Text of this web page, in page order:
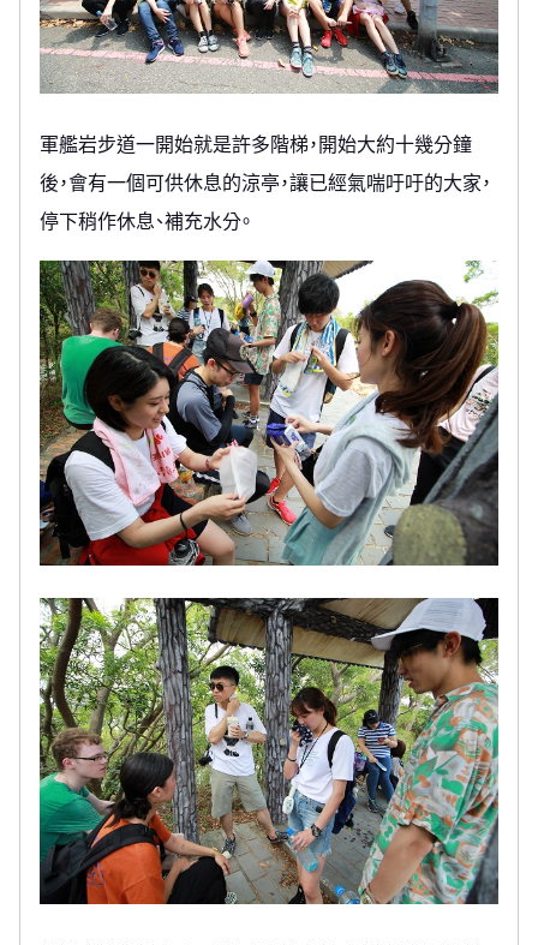
軍艦岩步道一開始就是許多階梯，開始大約十幾分鐘
後，會有一個可供休息的涼亭，讓已經氣喘吁吁的大家，
停下稍作休息、補充水分。